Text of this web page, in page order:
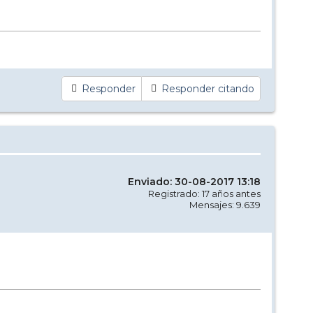
Responder Responder citando
Enviado: 30-08-2017 13:18
Registrado: 17 años antes
Mensajes: 9.639